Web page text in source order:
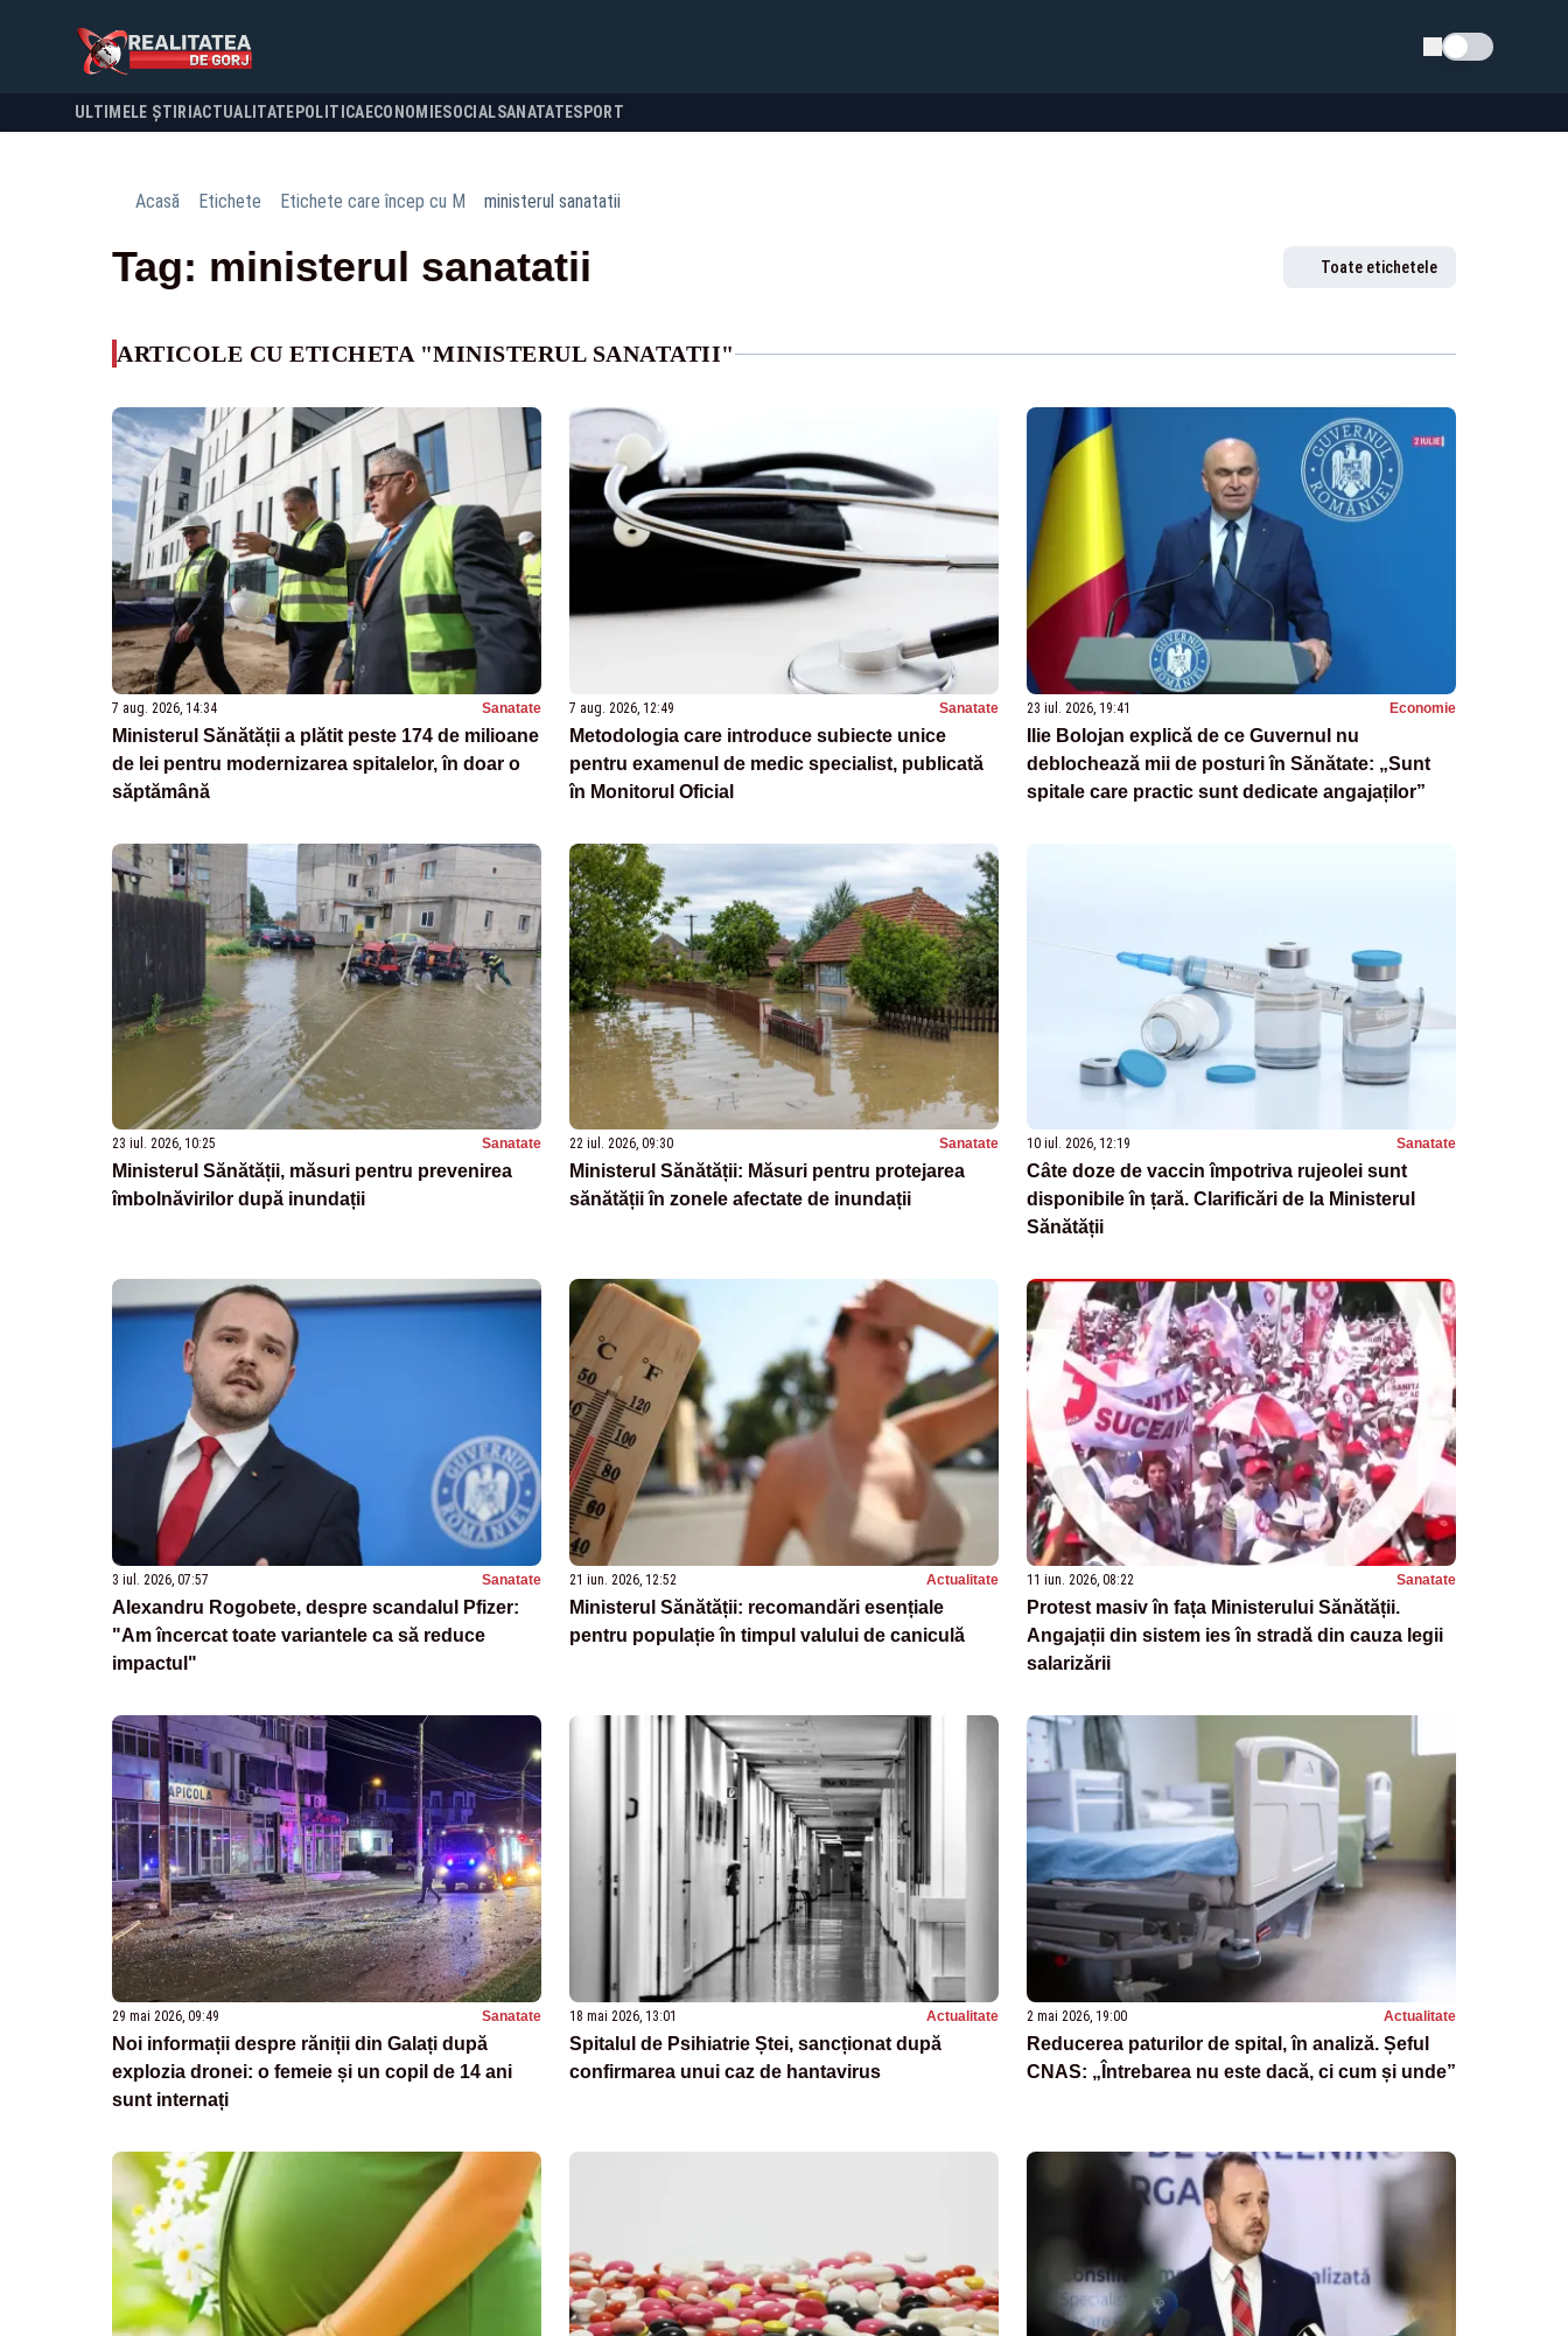
Schimba tema
ULTIMELE ȘTIRI ACTUALITATE POLITICA ECONOMIESOCIALSANATATESPORT
Acasă Etichete Etichete care încep cu M ministerul sanatatii
Tag: ministerul sanatatii Toate etichetele
ARTICOLE CU ETICHETA "MINISTERUL SANATATII"
7 aug. 2026, 14:34 Sanatate
Ministerul Sănătății a plătit peste 174 de milioane
de lei pentru modernizarea spitalelor, în doar o
săptămână
7 aug. 2026, 12:49 Sanatate
Metodologia care introduce subiecte unice
pentru examenul de medic specialist, publicată
în Monitorul Oficial
23 iul. 2026, 19:41 Economie
Ilie Bolojan explică de ce Guvernul nu
deblochează mii de posturi în Sănătate: „Sunt
spitale care practic sunt dedicate angajaților”
23 iul. 2026, 10:25 Sanatate
Ministerul Sănătății, măsuri pentru prevenirea
îmbolnăvirilor după inundații
22 iul. 2026, 09:30 Sanatate
Ministerul Sănătății: Măsuri pentru protejarea
sănătății în zonele afectate de inundații
10 iul. 2026, 12:19 Sanatate
Câte doze de vaccin împotriva rujeolei sunt
disponibile în țară. Clarificări de la Ministerul
Sănătății
3 iul. 2026, 07:57 Sanatate
Alexandru Rogobete, despre scandalul Pfizer:
"Am încercat toate variantele ca să reduce
impactul"
21 iun. 2026, 12:52 Actualitate
Ministerul Sănătății: recomandări esențiale
pentru populație în timpul valului de caniculă
11 iun. 2026, 08:22 Sanatate
Protest masiv în fața Ministerului Sănătății.
Angajații din sistem ies în stradă din cauza legii
salarizării
29 mai 2026, 09:49 Sanatate
Noi informații despre răniții din Galați după
explozia dronei: o femeie și un copil de 14 ani
sunt internați
18 mai 2026, 13:01 Actualitate
Spitalul de Psihiatrie Ștei, sancționat după
confirmarea unui caz de hantavirus
2 mai 2026, 19:00 Actualitate
Reducerea paturilor de spital, în analiză. Șeful
CNAS: „Întrebarea nu este dacă, ci cum și unde”